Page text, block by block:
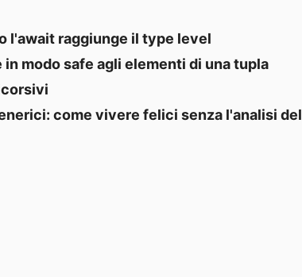
l'await raggiunge il type level
in modo safe agli elementi di una tupla
come vivere felici senza l'analisi del